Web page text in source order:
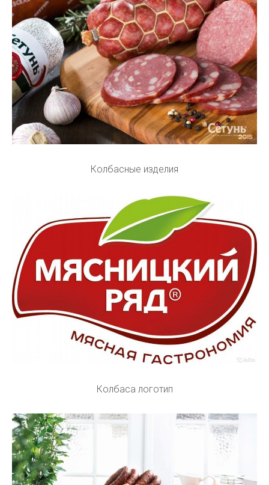
Колбасные изделия
Колбаса логотип